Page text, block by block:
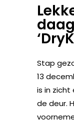
Stap
13
is in
de deur.